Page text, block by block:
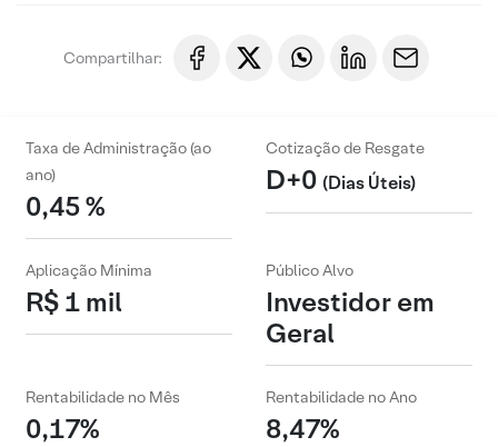
Compartilhar:
Taxa de Administração (ao
ano)
0,45 %
Cotização de Resgate
D+0 (Dias Úteis)
Aplicação Mínima
R$ 1 mil
Público Alvo
Investidor em
Geral
Rentabilidade no Mês
0,17%
Rentabilidade no Ano
8,47%